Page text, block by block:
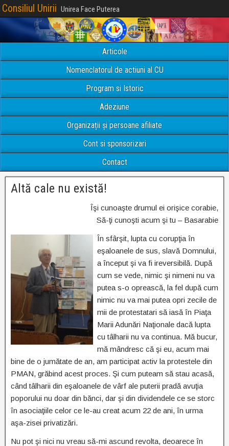
Consiliul Unirii Unirea Face Puterea
Articole
Nomenclatorul de actiuni al CU
Program si Istoric
Adeziune
Organizații și persoane afiliate
Cont si sponsorizari
Contact
Altă cale nu există!
Îşi cunoaşte drumul ei orişice corabie,
Să-ţi cunoşti acum şi tu – Basarabie
În sfârşit, lupta cu corupţia în
eşaloanele de sus, slavă Domnului,
a început şi va fi ireversibilă. După
cum se vede, nimic şi nimeni nu va
putea s-o oprească, la fel după cum
nimic nu va mai putea opri zecile de
mii de protestatari să iasă în Piaţa
Marii Adunări Naţionale dacă lupta
cu tâlharii nu va continua. Mă bucur,
mă mândresc că şi eu, acum mai
bine de o jumătate de an, am participat activ la protestele din
PMAN, grăbind acest proces. Şi cum puteam să stau acasă,
când tâlharii din eşaloanele de vârf ale puterii pradă avuţia
poporului nu doar din bănci, dar şi din dividendele ce se storc
în asociaţiile celor ce le-au creat acum 22 de ani, în urma
aşa-zisei privatizări.
Nu pot şi nici nu vreau să-mi ascund revolta, deoarece în